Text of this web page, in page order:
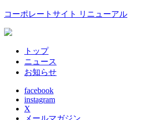
コーポレートサイト リニューアル
トップ
ニュース
お知らせ
facebook
instagram
X
メールマガジン